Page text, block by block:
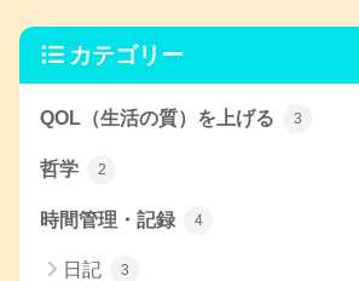
カテゴリー
QOL（生活の質）を上げる 3
哲学 2
時間管理・記録 4
日記 3